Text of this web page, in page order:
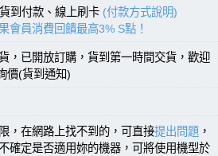
到付款、線上刷卡 (付款方式說明)
會員消費回饋最高3% S點！
，已開放訂購，貨到第一時間交貨，歡迎
價(貨到通知)
，在網路上找不到的，可直接提出問題 ，
確定是否適用妳的機器，可將使用機型於